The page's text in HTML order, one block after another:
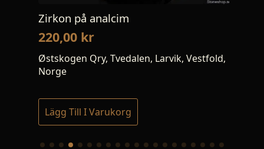
Zirkon på analcim
220,00 kr
Østskogen Qry, Tvedalen, Larvik, Vestfold,
Norge
Lägg Till I Varukorg